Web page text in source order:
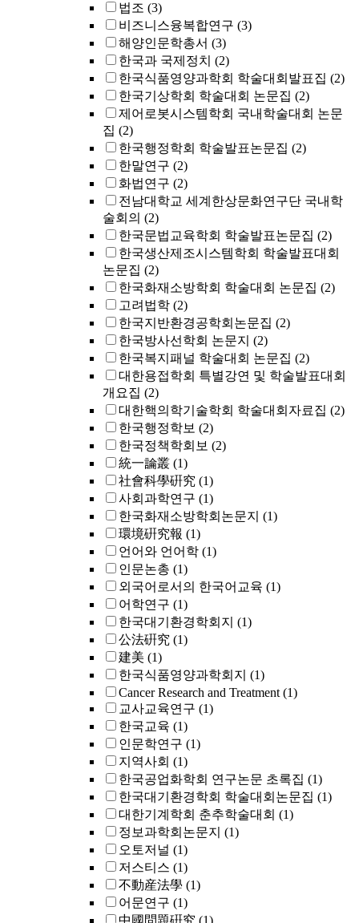
법조 (3)
비즈니스융복합연구 (3)
해양인문학총서 (3)
한국과 국제정치 (2)
한국식품영양과학회 학술대회발표집 (2)
한국기상학회 학술대회 논문집 (2)
제어로봇시스템학회 국내학술대회 논문
집 (2)
한국행정학회 학술발표논문집 (2)
한말연구 (2)
화법연구 (2)
전남대학교 세계한상문화연구단 국내학
술회의 (2)
한국문법교육학회 학술발표논문집 (2)
한국생산제조시스템학회 학술발표대회
논문집 (2)
한국화재소방학회 학술대회 논문집 (2)
고려법학 (2)
한국지반환경공학회논문집 (2)
한국방사선학회 논문지 (2)
한국복지패널 학술대회 논문집 (2)
대한용접학회 특별강연 및 학술발표대회
개요집 (2)
대한핵의학기술학회 학술대회자료집 (2)
한국행정학보 (2)
한국정책학회보 (2)
統一論叢 (1)
社會科學硏究 (1)
사회과학연구 (1)
한국화재소방학회논문지 (1)
環境硏究報 (1)
언어와 언어학 (1)
인문논총 (1)
외국어로서의 한국어교육 (1)
어학연구 (1)
한국대기환경학회지 (1)
公法硏究 (1)
建美 (1)
한국식품영양과학회지 (1)
Cancer Research and Treatment (1)
교사교육연구 (1)
한국교육 (1)
인문학연구 (1)
지역사회 (1)
한국공업화학회 연구논문 초록집 (1)
한국대기환경학회 학술대회논문집 (1)
대한기계학회 춘추학술대회 (1)
정보과학회논문지 (1)
오토저널 (1)
저스티스 (1)
不動産法學 (1)
어문연구 (1)
中國問題硏究 (1)